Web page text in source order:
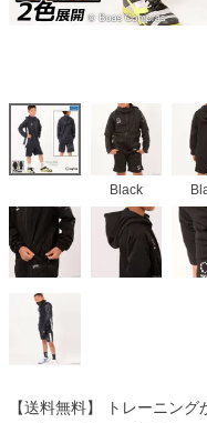
Black
【送料無料】 トレーニン